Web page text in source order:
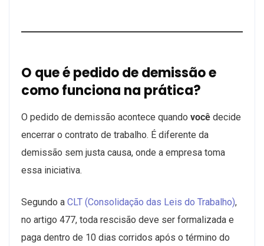
O que é pedido de demissão e
como funciona na prática?
O pedido de demissão acontece quando você decide
encerrar o contrato de trabalho. É diferente da
demissão sem justa causa, onde a empresa toma
essa iniciativa.
Segundo a CLT (Consolidação das Leis do Trabalho),
no artigo 477, toda rescisão deve ser formalizada e
paga dentro de 10 dias corridos após o término do